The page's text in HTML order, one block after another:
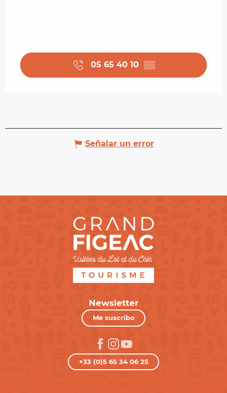
05 65 40 10 ▒▒
Señalar un error
Newsletter
Me suscribo
+33 (0)5 65 34 06 25